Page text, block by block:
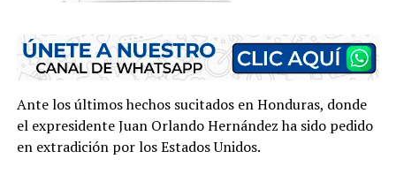
Ante los últimos hechos sucitados en Honduras, donde
el expresidente Juan Orlando Hernández ha sido pedido
en extradición por los Estados Unidos.